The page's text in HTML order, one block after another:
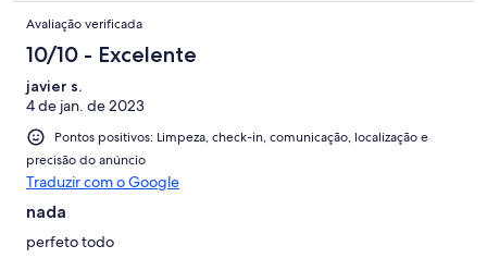
Avaliação verificada
10/10 - Excelente
javier s.
4 de jan. de 2023
Pontos positivos: Limpeza, check-in, comunicação, localização e
precisão do anúncio
Traduzir com o Google
nada
perfeto todo